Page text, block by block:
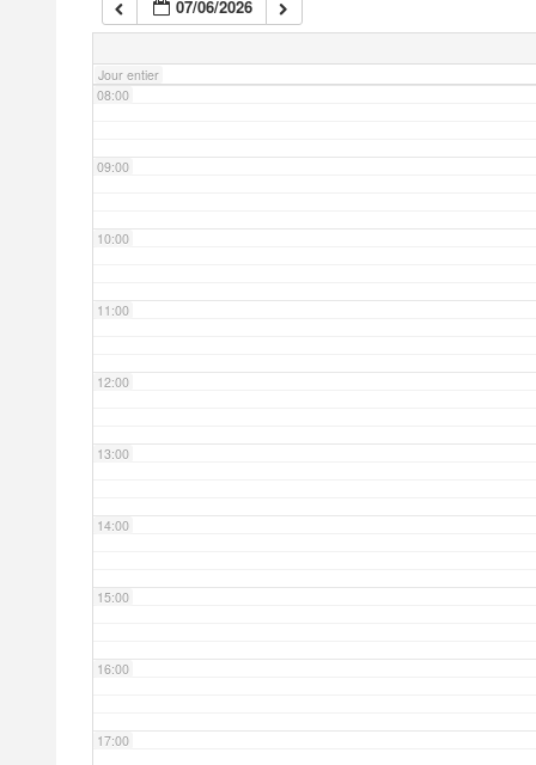
07/06/2026
Jour entier
07:00
08:00
09:00
10:00
11:00
12:00
13:00
14:00
15:00
16:00
17:00